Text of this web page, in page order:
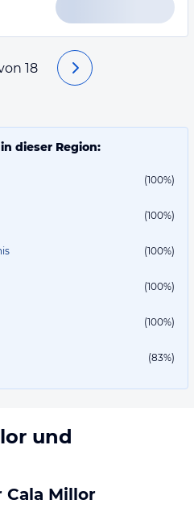
18
dieser Region:
(100%)
(100%)
(100%)
(100%)
(100%)
(83%)
und
Millor